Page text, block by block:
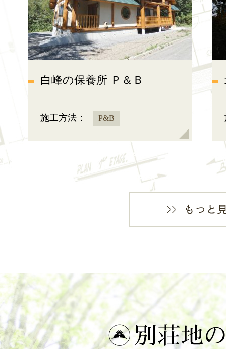
白峰の保養所 Ｐ＆Ｂ
施工方法： P&B